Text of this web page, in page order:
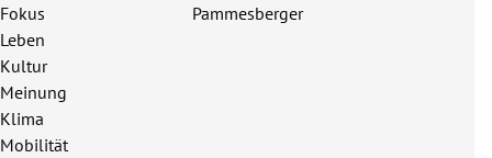
Fokus
Leben
Kultur
Meinung
Klima
Mobilität
Pammesberger